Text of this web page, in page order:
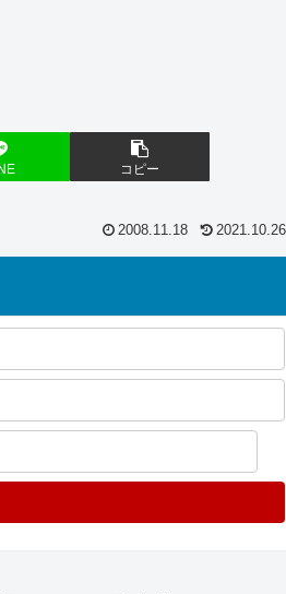
コピー
2008.11.18 2021.10.26